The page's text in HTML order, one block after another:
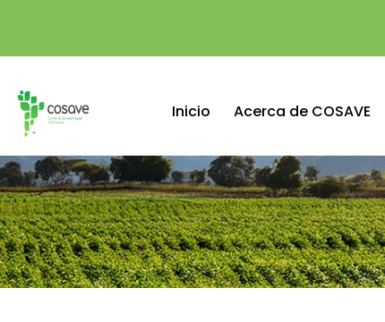
Inicio Acerca de COSAVE